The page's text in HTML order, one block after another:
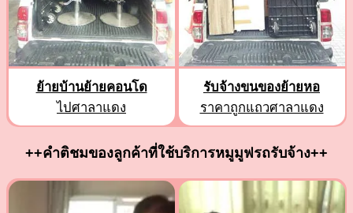
ย้ายบ้านย้ายคอนโด
ไปศาลาแดง
รับจ้างขนของย้ายหอ
ราคาถูกแถวศาลาแดง
++คำติชมของลูกค้าที่ใช้บริการหมูมูฟรถรับจ้าง++